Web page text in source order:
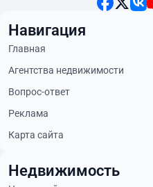
Навигация
Главная
Агентства недвижимости
Вопрос-ответ
Реклама
Карта сайта
Недвижимость